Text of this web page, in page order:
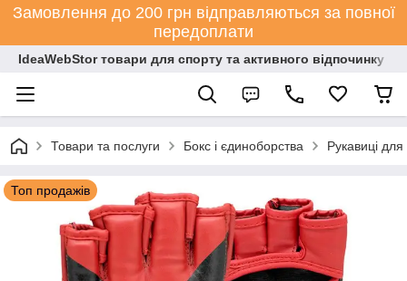
Замовлення до 200 грн відправляються за повної
передоплати
IdeaWebStor товари для спорту та активного відпочинку
Товари та послуги Бокс і єдиноборства Рукавиці
Топ продажів